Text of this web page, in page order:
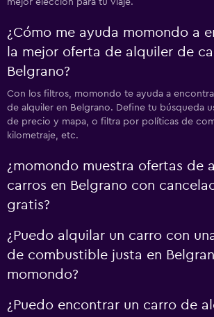
mejor elección para tu viaje.
¿Cómo me ayuda momondo a
la mejor oferta de alquiler de
Belgrano?
Con los filtros, momondo te ayuda a
de alquiler en Belgrano. Define tu búsqueda
de precio y mapa, o filtra por políticas de
kilometraje, etc.
¿momondo muestra ofertas de
carros en Belgrano con
gratis?
¿Puedo alquilar un carro con
de combustible justa en
momondo?
¿Puedo encontrar un carro de